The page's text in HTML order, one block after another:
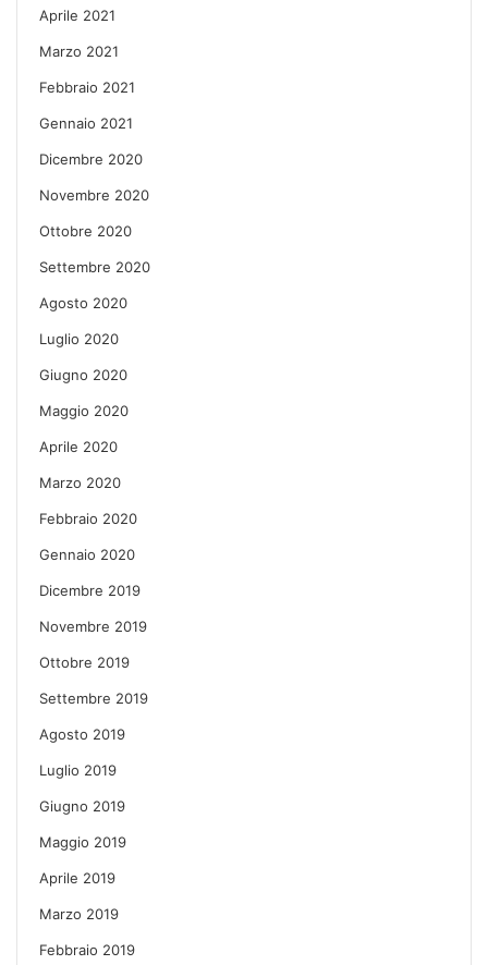
Aprile 2021
Marzo 2021
Febbraio 2021
Gennaio 2021
Dicembre 2020
Novembre 2020
Ottobre 2020
Settembre 2020
Agosto 2020
Luglio 2020
Giugno 2020
Maggio 2020
Aprile 2020
Marzo 2020
Febbraio 2020
Gennaio 2020
Dicembre 2019
Novembre 2019
Ottobre 2019
Settembre 2019
Agosto 2019
Luglio 2019
Giugno 2019
Maggio 2019
Aprile 2019
Marzo 2019
Febbraio 2019